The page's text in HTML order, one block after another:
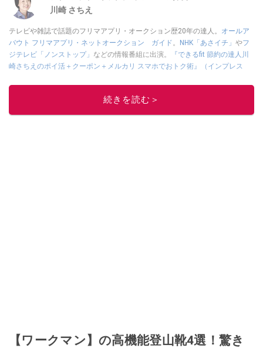
川崎 さちえ
テレビや雑誌で話題のフリマアプリ・オークション歴20年の達人。 オールア
バウト フリマアプリ・ネットオークション ガイド 。 NHK「あさイチ」 やフ
ジテレビ「ノンストップ」 などの情報番組に出演。
『できるfit 節約の達人川
崎さちえのポイ活＋クーポン＋メルカリ スマホでおトク術』（インプレス
的に稼ぐ！』（翔泳社刊）
■経歴：2003年、夫が子育てをするために、突然会社を辞める。翌月からの
続きを読む＞
【ワークマン】の高機能登山靴4選！驚き